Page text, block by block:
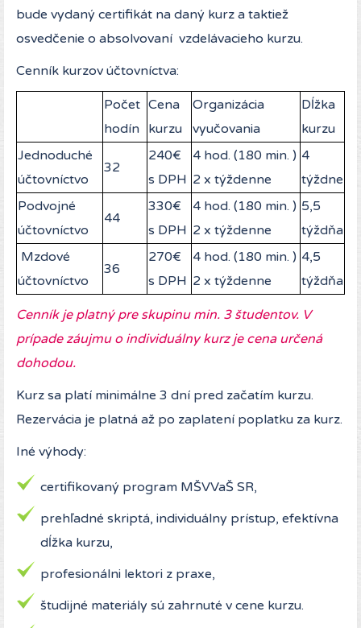
bude vydaný certifikát na daný kurz a taktiež
osvedčenie o absolvovaní vzdelávacieho kurzu.
Cenník kurzov účtovníctva:
Počet
hodín
Cena
kurzu
Organizácia
vyučovania
Dĺžka
kurzu
Jednoduché
účtovníctvo
32
240€
s DPH
4 hod. (180 min. )
2 x týždenne
4
týždne
Podvojné
účtovníctvo
44
330€
s DPH
4 hod. (180 min. )
2 x týždenne
5,5
týždňa
Mzdové
účtovníctvo
36
270€
s DPH
4 hod. (180 min. )
2 x týždenne
4,5
týždňa
Cenník je platný pre skupinu min. 3 študentov. V
prípade záujmu o individuálny kurz je cena určená
dohodou.
Kurz sa platí minimálne 3 dní pred začatím kurzu.
Rezervácia je platná až po zaplatení poplatku za kurz.
Iné výhody:
certifikovaný program MŠVVaŠ SR,
prehľadné skriptá, individuálny prístup, efektívna
dĺžka kurzu,
profesionálni lektori z praxe,
študijné materiály sú zahrnuté v cene kurzu.